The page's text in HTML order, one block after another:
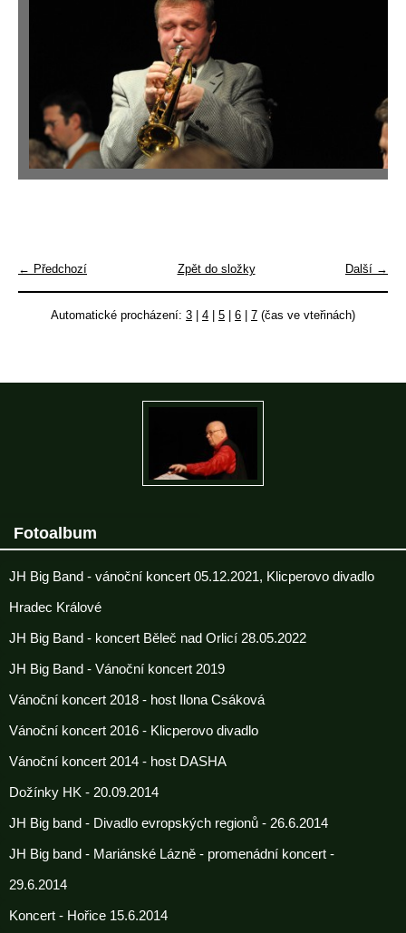
← Předchozí Další →
Zpět do složky
Automatické procházení: 3 4 5 6 7 (čas ve vteřinách)
Fotoalbum
JH Big Band - vánoční koncert 05.12.2021, Klicperovo divadlo
Hradec Králové
JH Big Band - koncert Běleč nad Orlicí 28.05.2022
JH Big Band - Vánoční koncert 2019
Vánoční koncert 2018 - host Ilona Csáková
Vánoční koncert 2016 - Klicperovo divadlo
Vánoční koncert 2014 - host DASHA
Dožínky HK - 20.09.2014
JH Big band - Divadlo evropských regionů - 26.6.2014
JH Big band - Mariánské Lázně - promenádní koncert -
29.6.2014
Koncert - Hořice 15.6.2014